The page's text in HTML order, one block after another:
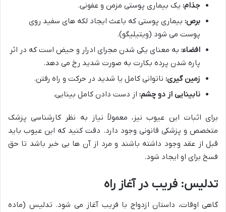
جذام: یک بیماری پوستی مزمن و عفونی.
برص: بیماری پوستی که باعث ایجاد لکه های سفید روی
پوست می شود (ویتیلیگو).
افضاء: به معنای یکی شدن مجرای ادرار و حیض است که در اثر
پاره شدن پرده بکارت به صورت شدید رخ می دهد.
زمین گیری: ناتوانی کامل یا شدید در حرکت و راه رفتن.
نابینایی از دو چشم: از دست دادن کامل بینایی.
برای اثبات این عیوب نیز، معمولاً نیاز به نظر کارشناسی پزشک
متخصص و پزشکی قانونی وجود دارد. دقت کنید که این عیوب باید
قبل از عقد وجود داشته باشند و مرد از آن ها بی خبر باشد تا حق
فسخ برای او ایجاد شود.
تدلیس: فریب در آغاز راه
گاهی اوقات، داستان ازدواج با فریب آغاز می شود. تدلیس (ماده